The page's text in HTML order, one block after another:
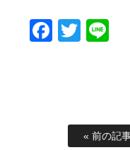
« 前の記